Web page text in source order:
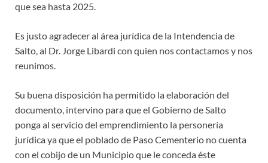
que sea hasta 2025.
Es justo agradecer al área jurídica de la Intendencia de
Salto, al Dr. Jorge Libardi con quien nos contactamos y nos
reunimos.
Su buena disposición ha permitido la elaboración del
documento, intervino para que el Gobierno de Salto
ponga al servicio del emprendimiento la personería
jurídica ya que el poblado de Paso Cementerio no cuenta
con el cobijo de un Municipio que le conceda éste